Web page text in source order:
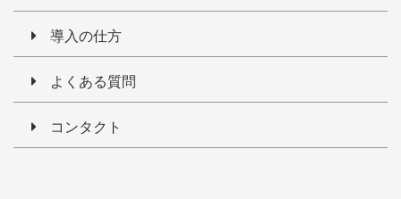
導入の仕方
よくある質問
コンタクト